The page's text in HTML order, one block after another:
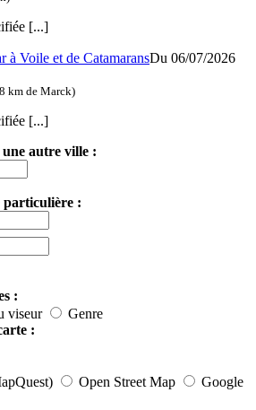
[...]
à Voile et de CatamaransDu 06/07/2026
km de Marck)
[...]
autre ville :
:
:
viseur
Genre
:
Open Street Map
Google